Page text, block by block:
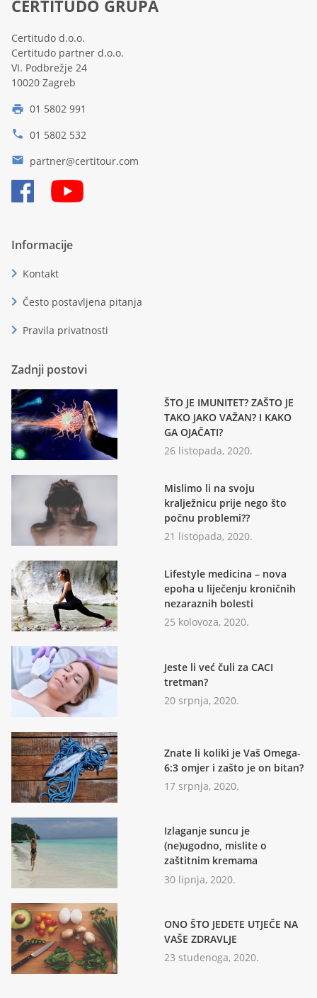
CERTITUDO GRUPA
Certitudo d.o.o.
Certitudo partner d.o.o.
VI. Podbrežje 24
10020 Zagreb
print 01 5802 991
phone 01 5802 532
email partner@certitour.com
Informacije
chevron_right Kontakt
chevron_right Često postavljena pitanja
chevron_right Pravila privatnosti
Zadnji postovi
ŠTO JE IMUNITET? ZAŠTO JE
TAKO JAKO VAŽAN? I KAKO
GA OJAČATI?
26 listopada, 2020.
Mislimo li na svoju
kralježnicu prije nego što
počnu problemi??
21 listopada, 2020.
Lifestyle medicina – nova
epoha u liječenju kroničnih
nezaraznih bolesti
25 kolovoza, 2020.
Jeste li već čuli za CACI
tretman?
20 srpnja, 2020.
Znate li koliki je Vaš Omega-
6:3 omjer i zašto je on bitan?
17 srpnja, 2020.
Izlaganje suncu je
(ne)ugodno, mislite o
zaštitnim kremama
30 lipnja, 2020.
ONO ŠTO JEDETE UTJEČE NA
VAŠE ZDRAVLJE
23 studenoga, 2020.